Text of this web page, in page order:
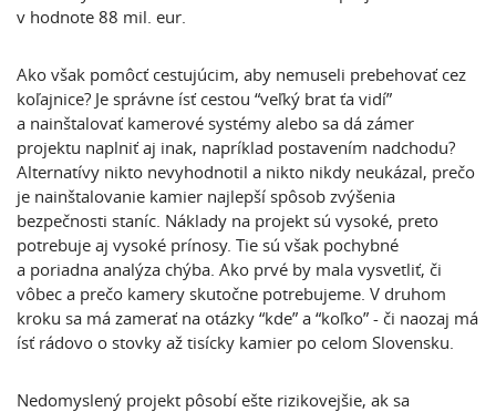
v hodnote 88 mil. eur.
Ako však pomôcť cestujúcim, aby nemuseli prebehovať cez
koľajnice? Je správne ísť cestou “veľký brat ťa vidí”
a nainštalovať kamerové systémy alebo sa dá zámer
projektu naplniť aj inak, napríklad postavením nadchodu?
Alternatívy nikto nevyhodnotil a nikto nikdy neukázal, prečo
je nainštalovanie kamier najlepší spôsob zvýšenia
bezpečnosti staníc. Náklady na projekt sú vysoké, preto
potrebuje aj vysoké prínosy. Tie sú však pochybné
a poriadna analýza chýba. Ako prvé by mala vysvetliť, či
vôbec a prečo kamery skutočne potrebujeme. V druhom
kroku sa má zamerať na otázky “kde” a “koľko” - či naozaj má
ísť rádovo o stovky až tisícky kamier po celom Slovensku.
Nedomyslený projekt pôsobí ešte rizikovejšie, ak sa